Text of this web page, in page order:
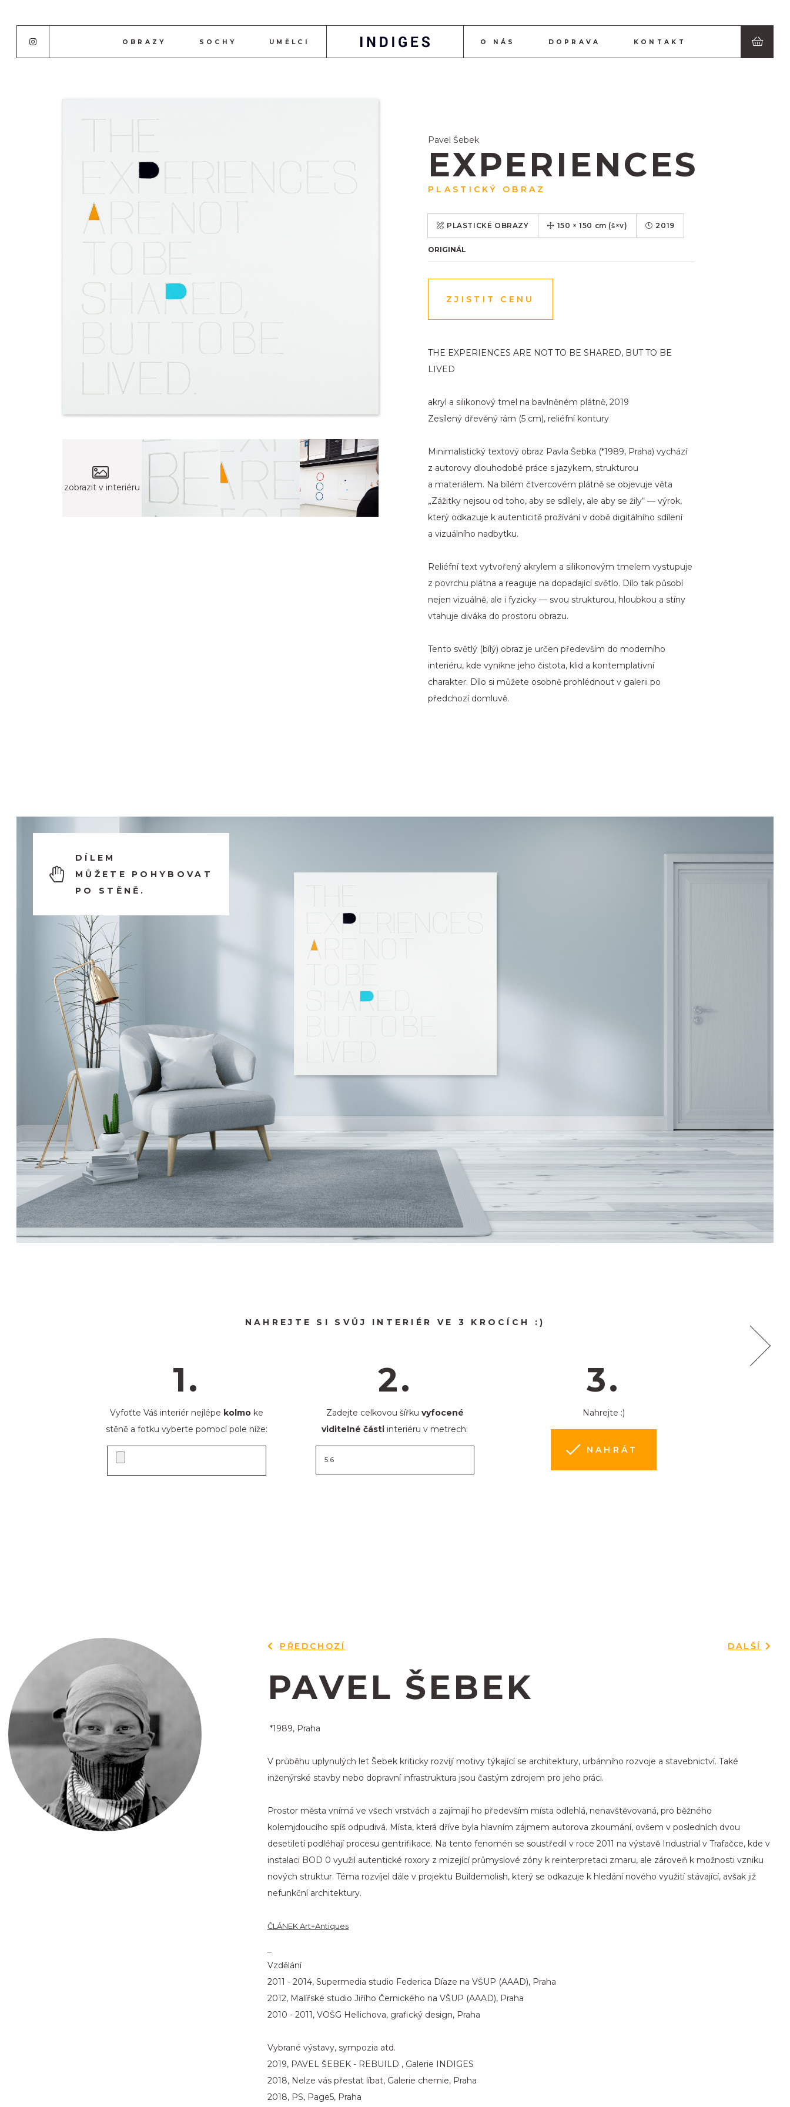
OBRAZY SOCHY UMĚLCI O NÁS DOPRAVA KONTAKT
zobrazit v interiéru
Pavel Šebek
EXPERIENCES
PLASTICKÝ OBRAZ
PLASTICKÉ OBRAZY 150 × 150 cm (š×v) 2019
ORIGINÁL
ZJISTIT CENU
THE EXPERIENCES ARE NOT TO BE SHARED, BUT TO BE
LIVED
akryl a silikonový tmel na bavlněném plátně, 2019
Zesílený dřevěný rám (5 cm), reliéfní kontury
Minimalistický textový obraz Pavla Šebka (*1989, Praha) vychází
z autorovy dlouhodobé práce s jazykem, strukturou
a materiálem. Na bílém čtvercovém plátně se objevuje věta
„Zážitky nejsou od toho, aby se sdílely, ale aby se žily“ — výrok,
který odkazuje k autenticitě prožívání v době digitálního sdílení
a vizuálního nadbytku.
Reliéfní text vytvořený akrylem a silikonovým tmelem vystupuje
z povrchu plátna a reaguje na dopadající světlo. Dílo tak působí
nejen vizuálně, ale i fyzicky — svou strukturou, hloubkou a stíny
vtahuje diváka do prostoru obrazu.
Tento světlý (bílý) obraz je určen především do moderního
interiéru, kde vynikne jeho čistota, klid a kontemplativní
charakter. Dílo si můžete osobně prohlédnout v galerii po
předchozí domluvě.
DÍLEM
MŮŽETE POHYBOVAT
PO STĚNĚ.
NAHREJTE SI SVŮJ INTERIÉR VE 3 KROCÍCH :)
1.
Vyfoťte Váš interiér nejlépe kolmoke
stěně a fotku vyberte pomocí pole níže:
2.
Zadejte celkovou šířku vyfocené
viditelné části interiéru v metrech:
3.
Nahrejte :)
NAHRÁT
PŘEDCHOZÍ DALŠÍ
PAVEL ŠEBEK
*1989, Praha
V průběhu uplynulých let Šebek kriticky rozvíjí motivy týkající se architektury, urbánního rozvoje a stavebnictví. Také
inženýrské stavby nebo dopravní infrastruktura jsou častým zdrojem pro jeho práci.
Prostor města vnímá ve všech vrstvách a zajímají ho především místa odlehlá, nenavštěvovaná, pro běžného
kolemjdoucího spíš odpudivá. Místa, která dříve byla hlavním zájmem autorova zkoumání, ovšem v posledních dvou
desetiletí podléhají procesu gentrifikace. Na tento fenomén se soustředil v roce 2011 na výstavě Industrial v Trafačce, kde v
instalaci BOD 0 využil autentické roxory z mizející průmyslové zóny k reinterpretaci zmaru, ale zároveň k možnosti vzniku
nových struktur. Téma rozvíjel dále v projektu Buildemolish, který se odkazuje k hledání nového využití stávající, avšak již
nefunkční architektury.
ČLÁNEK Art+Antiques
Vzdělání
2011 - 2014, Supermedia studio Federica Díaze na VŠUP (AAAD), Praha
2012, Malířské studio Jiřího Černického na VŠUP (AAAD), Praha
2010 - 2011, VOŠG Hellichova, grafický design, Praha
Vybrané výstavy, sympozia atd.
2019, PAVEL ŠEBEK - REBUILD , Galerie INDIGES
2018, Nelze vás přestat líbat, Galerie chemie, Praha
2018, PS, Page5, Praha